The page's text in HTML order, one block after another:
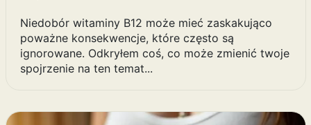
Niedobór witaminy B12 może mieć zaskakująco
poważne konsekwencje, które często są
ignorowane. Odkryłem coś, co może zmienić twoje
spojrzenie na ten temat...